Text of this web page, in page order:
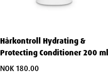
Hårkontroll Hydrating &
Protecting Conditioner 200 ml
NOK 180.00